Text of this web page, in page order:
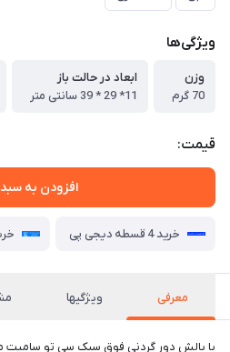
ویژگی‌ها
وزن
70 گرم
ابعاد در حالت باز
11* 29 * 39 سانتی متر
قیمت:
افزودن به
خرید 4 قسطه دیجی پی خرید 4
معرفی ویژگیها